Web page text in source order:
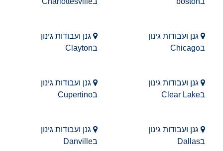
גנן ועבודות גינון
בChicago
גנן ועבודות גינון
בClayton
גנן ועבודות גינון
בClear Lake
גנן ועבודות גינון
בCupertino
גנן ועבודות גינון
בDallas
גנן ועבודות גינון
בDanville